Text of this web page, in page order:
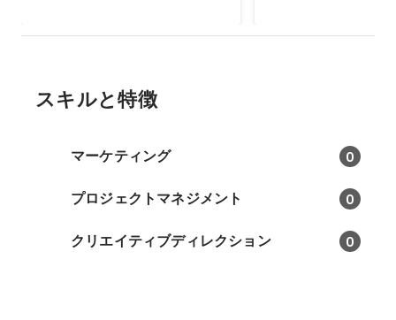
スキルと特徴
マーケティング 0
プロジェクトマネジメント 0
クリエイティブディレクション 0